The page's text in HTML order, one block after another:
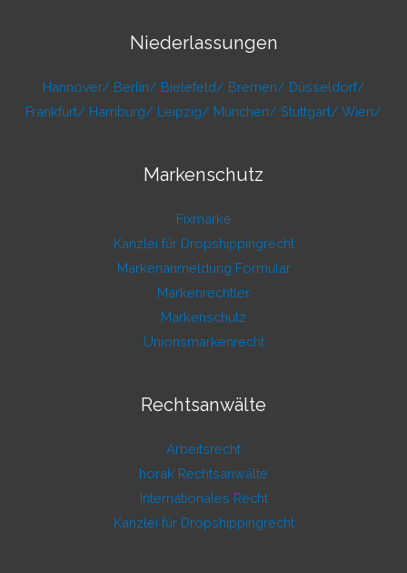
Niederlassungen
Hannover/ Berlin/ Bielefeld/ Bremen/ Düsseldorf/
Frankfurt/ Hamburg/ Leipzig/ München/ Stuttgart/ Wien/
Markenschutz
Fixmarke
Kanzlei für Dropshippingrecht
Markenanmeldung Formular
Markenrechtler
Markenschutz
Unionsmarkenrecht
Rechtsanwälte
Arbeitsrecht
horak Rechtsanwälte
Internationales Recht
Kanzlei für Dropshippingrecht